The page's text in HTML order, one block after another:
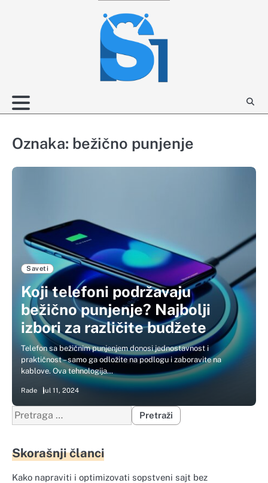
Oznaka: bežično punjenje
Saveti
Koji telefoni podržavaju
bežično punjenje? Najbolji
izbori za različite budžete
Telefon sa bežičnim punjenjem donosi jednostavnost i
praktičnost – samo ga odložite na podlogu i zaboravite na
kablove. Ova tehnologija…
Rade jul 11, 2024
Pretraga
za:
Skorašnji članci
Kako napraviti i optimizovati sopstveni sajt bez